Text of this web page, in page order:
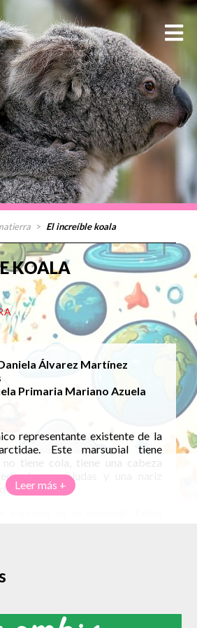
> El increíble koala
Leer más +
KOALA
Álvarez Martínez
Primaria Mariano Azuela
representante existente de la
Este marsupial tiene
tiene cola, tiene una cabeza
y peludas y una nariz
cuchara.
mas adorables que parezcan
se alimentan de eucalipto, una